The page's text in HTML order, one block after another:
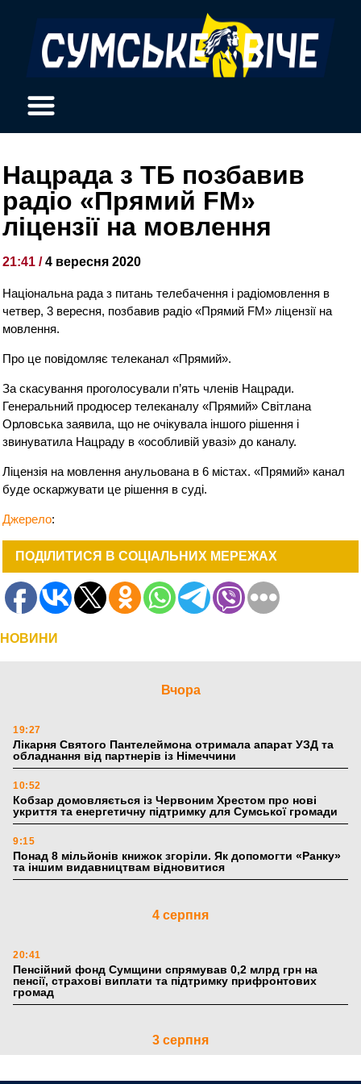
Нацрада з ТБ позбавив
радіо «Прямий FM»
ліцензії на мовлення
21:41 /4 вересня 2020
Національна рада з питань телебачення і радіомовлення в
четвер, 3 вересня, позбавив радіо «Прямий FM» ліцензії на
мовлення.
Про це повідомляє телеканал «Прямий».
За скасування проголосували п’ять членів Нацради.
Генеральний продюсер телеканалу «Прямий» Світлана
Орловська заявила, що не очікувала іншого рішення і
звинуватила Нацраду в «особливій увазі» до каналу.
Ліцензія на мовлення анульована в 6 містах. «Прямий» канал
буде оскаржувати це рішення в суді.
Джерело:
ПОДІЛИТИСЯ В СОЦІАЛЬНИХ МЕРЕЖАХ
НОВИНИ
Вчора
19:27
Лікарня Святого Пантелеймона отримала апарат УЗД та
обладнання від партнерів із Німеччини
10:52
Кобзар домовляється із Червоним Хрестом про нові
укриття та енергетичну підтримку для Сумської громади
9:15
Понад 8 мільйонів книжок згоріли. Як допомогти «Ранку»
та іншим видавництвам відновитися
4 серпня
20:41
Пенсійний фонд Сумщини спрямував 0,2 млрд грн на
пенсії, страхові виплати та підтримку прифронтових
громад
3 серпня
18:53